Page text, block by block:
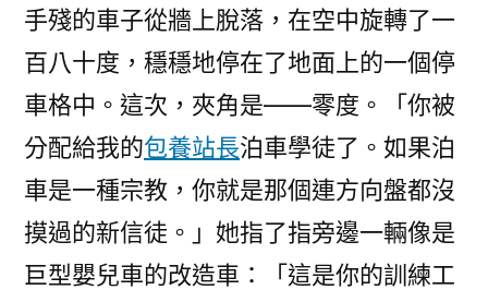
手殘的車子從牆上脫落，在空中旋轉了一
百八十度，穩穩地停在了地面上的一個停
車格中。這次，夾角是——零度。「你被
分配給我的包養站長泊車學徒了。如果泊
車是一種宗教，你就是那個連方向盤都沒
摸過的新信徒。」她指了指旁邊一輛像是
巨型嬰兒車的改造車：「這是你的訓練工